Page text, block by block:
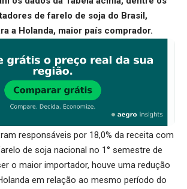
de farelo de soja do Brasil,
a Holanda, maior país comprador.
responsáveis por 18,0% da receita com
de soja nacional no 1° semestre de
o maior importador, houve uma redução
em relação ao mesmo período do